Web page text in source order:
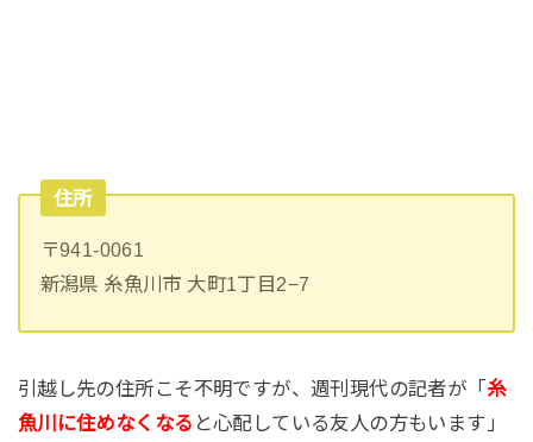
住所
〒941-0061
新潟県 糸魚川市 大町1丁目2−7
引越し先の住所こそ不明ですが、週刊現代の記者が「糸
魚川に住めなくなる と心配している友人の方もいます」